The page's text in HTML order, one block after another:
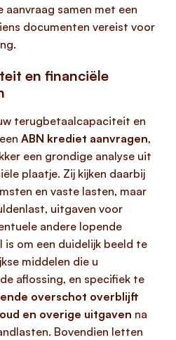
aanvraag samen met een
documenten vereist voor
en financiële
terugbetaalcapaciteit en
ABN krediet aanvragen,
een grondige analyse uit
plaatje. Zij kijken daarbij
en vaste lasten, maar
uitgaven voor
andere lopende
om een duidelijk beeld te
middelen die u
aflossing, en specifiek te
overschot overblijft
en overige uitgaven na
Bovendien letten